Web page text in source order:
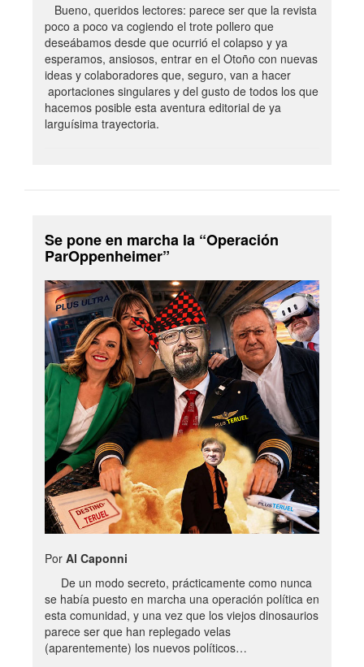
Bueno, queridos lectores: parece ser que la revista
poco a poco va cogiendo el trote pollero que
deseábamos desde que ocurrió el colapso y ya
esperamos, ansiosos, entrar en el Otoño con nuevas
ideas y colaboradores que, seguro, van a hacer
aportaciones singulares y del gusto de todos los que
hacemos posible esta aventura editorial de ya
larguísima trayectoria.
Se pone en marcha la “Operación
ParOppenheimer”
Por Al Caponni
De un modo secreto, prácticamente como nunca
se había puesto en marcha una operación política en
esta comunidad, y una vez que los viejos dinosaurios
parece ser que han replegado velas
(aparentemente) los nuevos políticos…